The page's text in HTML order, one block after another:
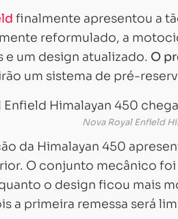
finalmente apresentou a
reformulado, a
um design atualizado. O
um sistema de pré-
Nova Royal Enfield
da Himalayan 450
O conjunto mecânico
o design ficou mais
a primeira remessa será